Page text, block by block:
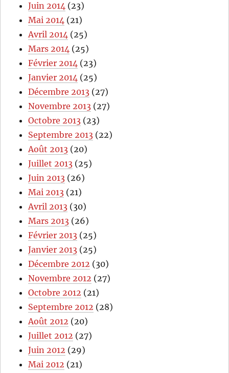
Juin 2014 (23)
Mai 2014 (21)
Avril 2014 (25)
Mars 2014 (25)
Février 2014 (23)
Janvier 2014 (25)
Décembre 2013 (27)
Novembre 2013 (27)
Octobre 2013 (23)
Septembre 2013 (22)
Août 2013 (20)
Juillet 2013 (25)
Juin 2013 (26)
Mai 2013 (21)
Avril 2013 (30)
Mars 2013 (26)
Février 2013 (25)
Janvier 2013 (25)
Décembre 2012 (30)
Novembre 2012 (27)
Octobre 2012 (21)
Septembre 2012 (28)
Août 2012 (20)
Juillet 2012 (27)
Juin 2012 (29)
Mai 2012 (21)